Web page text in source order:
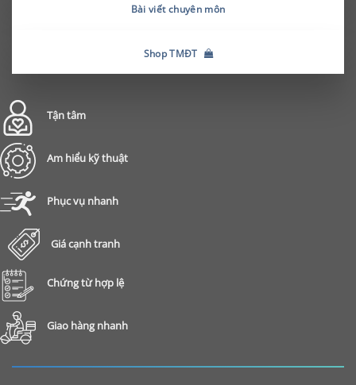
Bài viết chuyên môn
Shop TMĐT
Tận tâm
Am hiểu kỹ thuật
Phục vụ nhanh
Giá cạnh tranh
Chứng từ hợp lệ
Giao hàng nhanh